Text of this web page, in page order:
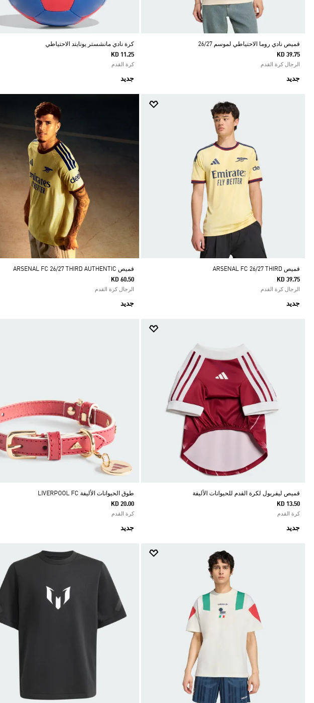
قميص نادي روما الاحتياطي لموسم 26/27
KD 39.75
الرجال كرة القدم
جديد
كرة نادي مانشستر يونايتد الاحتياطي
KD 11.25
كرة القدم
جديد
قميص ARSENAL FC 26/27 THIRD
KD 39.75
الرجال كرة القدم
جديد
قميص ARSENAL FC 26/27 THIRD AUTHENTIC
KD 60.50
الرجال كرة القدم
جديد
قميص ليفربول لكرة القدم للحيوانات الأليفة
KD 13.50
كرة القدم
جديد
طوق الحيوانات الأليفة LIVERPOOL FC
KD 20.00
كرة القدم
جديد